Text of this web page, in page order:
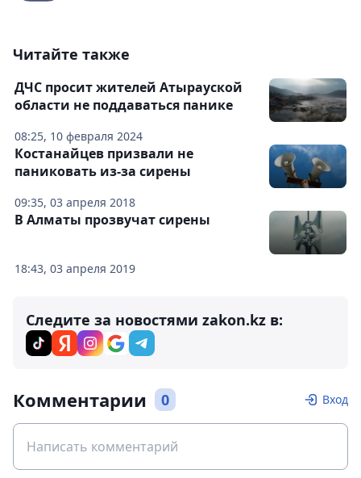
Читайте также
08:25, 10 февраля 2024
ДЧС просит жителей Атырауской
области не поддаваться панике
09:35, 03 апреля 2018
Костанайцев призвали не
паниковать из-за сирены
18:43, 03 апреля 2019
В Алматы прозвучат сирены
Следите за новостями zakon.kz в:
Комментарии 0 Вход